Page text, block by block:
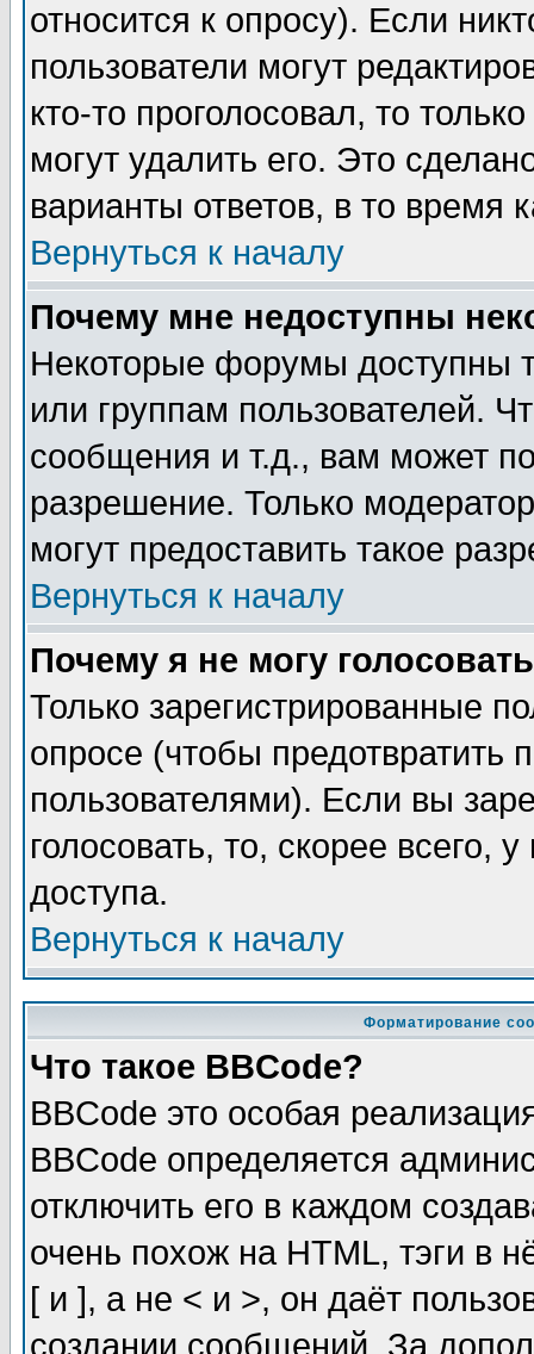
относится к опросу). Если
пользователи могут
кто-то проголосовал, то
могут удалить его. Это
варианты ответов, в то время
Вернуться к началу
Почему мне недоступны
Некоторые форумы доступны
или группам пользователей.
сообщения и т.д., вам может
разрешение. Только
могут предоставить такое
Вернуться к началу
Почему я не могу
Только зарегистрированные
опросе (чтобы предотвратить
пользователями). Если вы
голосовать, то, скорее всего,
доступа.
Вернуться к началу
Форматирование
Что такое BBCode?
BBCode это особая
BBCode определяется
отключить его в каждом
очень похож на HTML, тэги в
[ и ], а не < и >, он даёт
создании сообщений. За